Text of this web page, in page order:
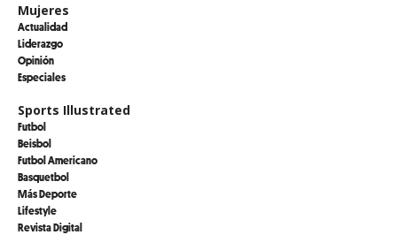
Mujeres
Actualidad
Liderazgo
Opinión
Especiales
Sports Illustrated
Futbol
Beisbol
Futbol Americano
Basquetbol
Más Deporte
Lifestyle
Revista Digital